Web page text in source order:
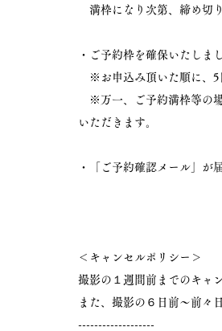
満枠になり次第、締め切
・ご予約枠を確保いたしま
※お申込み頂いた順に、5
※万一、ご予約満枠等の場
いただきます。
・「ご予約確認メール」が
＜キャンセルポリシー＞
撮影の１週間前までのキャ
また、撮影の６日前〜前々
-------------------